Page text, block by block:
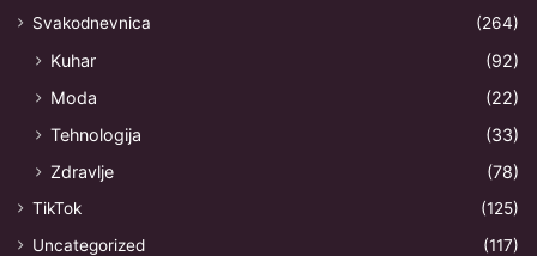
Svakodnevnica
(264)
Kuhar
(92)
Moda
(22)
Tehnologija
(33)
Zdravlje
(78)
TikTok
(125)
Uncategorized
(117)